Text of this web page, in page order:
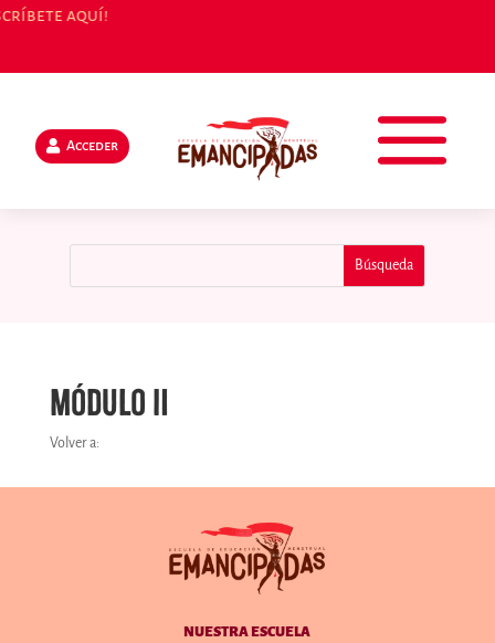
Acceder
Módulo II
Volver a:
NUESTRA ESCUELA